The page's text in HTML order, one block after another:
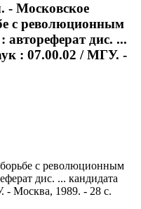
- Московское
с революционным
автореферат дис. ...
: 07.00.02 / МГУ. -
с революционным
дис. ... кандидата
- Москва, 1989. - 28 с.